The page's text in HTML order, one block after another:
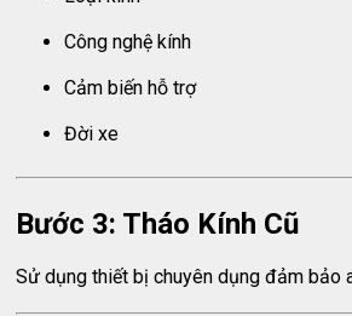
Công nghệ kính
Cảm biến hỗ trợ
Đời xe
Bước 3: Tháo Kính Cũ
Sử dụng thiết bị chuyên dụng đảm bảo